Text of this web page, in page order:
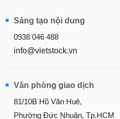
Sáng tạo nội dung
0938 046 488
info@vietstock.vn
Văn phòng giao dịch
81/10B Hồ Văn Huê,
Phường Đức Nhuận, Tp.HCM